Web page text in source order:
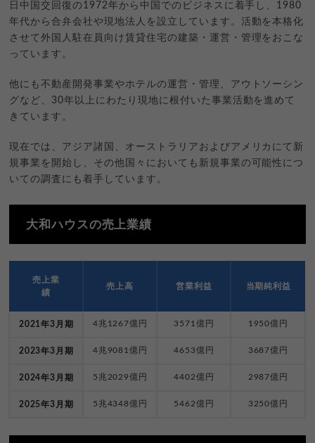
日中国交回復の1972年から中国でのビジネスに着手し、1980
年代から合弁会社や現地法人を設立しています。活動を本格化
させて外国人駐在員向け賃貸住宅の建築・運営・管理をおこな
っています。
他にも不動産開発事業やホテルの運営・管理、アウトソーシン
グなど、30年以上にわたり現地に根付いた事業活動を進めて
きています。
現在では、アジア諸国、オーストラリアおよびアメリカにて新
規事業を開始し、その他国々においても新規事業の可能性につ
いての調査にも着手しています。
大和ハウスの売上業績
売上業
績
売上高 営業利益 当期純利益
2021年3月期 4兆1267億円 3571億円 1950億円
2023年3月期 4兆9081億円 4653億円 3687億円
2024年3月期 5兆2029億円 4402億円 2987億円
2025年3月期 5兆4348億円 5462億円 3250億円